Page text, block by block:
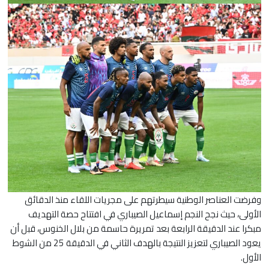
​وفرضت العناصر الوطنية سيطرتهم على مجريات اللقاء منذ الدقائق
الأولى، حيث نجح النجم إسماعيل الصيباري في افتتاح حصة التهديف
مبكرا عند الدقيقة الرابعة بعد تمريرة حاسمة من بلال الخنوس، قبل أن
يعود الصيباري لتعزيز النتيجة بالهدف الثاني في الدقيقة 25 من الشوط
الأول.